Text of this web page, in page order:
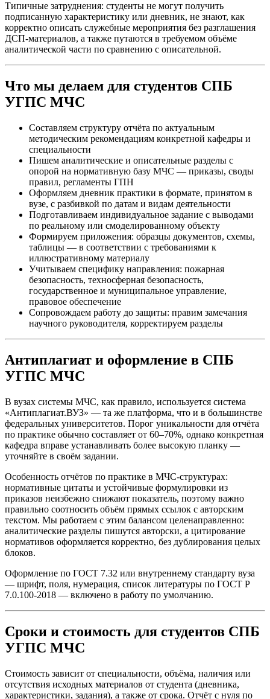
Типичные затруднения: студенты не могут получить
подписанную характеристику или дневник, не знают, как
корректно описать служебные мероприятия без разглашения
ДСП-материалов, а также путаются в требуемом объёме
аналитической части по сравнению с описательной.
Что мы делаем для студентов СПБ
УГПС МЧС
Составляем структуру отчёта по актуальным
методическим рекомендациям конкретной кафедры и
специальности
Пишем аналитические и описательные разделы с
опорой на нормативную базу МЧС — приказы, своды
правил, регламенты ГПН
Оформляем дневник практики в формате, принятом в
вузе, с разбивкой по датам и видам деятельности
Подготавливаем индивидуальное задание с выводами
по реальному или смоделированному объекту
Формируем приложения: образцы документов, схемы,
таблицы — в соответствии с требованиями к
иллюстративному материалу
Учитываем специфику направления: пожарная
безопасность, техносферная безопасность,
государственное и муниципальное управление,
правовое обеспечение
Сопровождаем работу до защиты: правим замечания
научного руководителя, корректируем разделы
Антиплагиат и оформление в СПБ
УГПС МЧС
В вузах системы МЧС, как правило, используется система
«Антиплагиат.ВУЗ» — та же платформа, что и в большинстве
федеральных университетов. Порог уникальности для отчёта
по практике обычно составляет от 60–70%, однако конкретная
кафедра вправе устанавливать более высокую планку —
уточняйте в своём задании.
Особенность отчётов по практике в МЧС-структурах:
нормативные цитаты и устойчивые формулировки из
приказов неизбежно снижают показатель, поэтому важно
правильно соотносить объём прямых ссылок с авторским
текстом. Мы работаем с этим балансом целенаправленно:
аналитические разделы пишутся авторски, а цитирование
нормативов оформляется корректно, без дублирования целых
блоков.
Оформление по ГОСТ 7.32 или внутреннему стандарту вуза
— шрифт, поля, нумерация, список литературы по ГОСТ Р
7.0.100-2018 — включено в работу по умолчанию.
Сроки и стоимость для студентов СПБ
УГПС МЧС
Стоимость зависит от специальности, объёма, наличия или
отсутствия исходных материалов от студента (дневника,
характеристики, задания), а также от срока. Отчёт с нуля по